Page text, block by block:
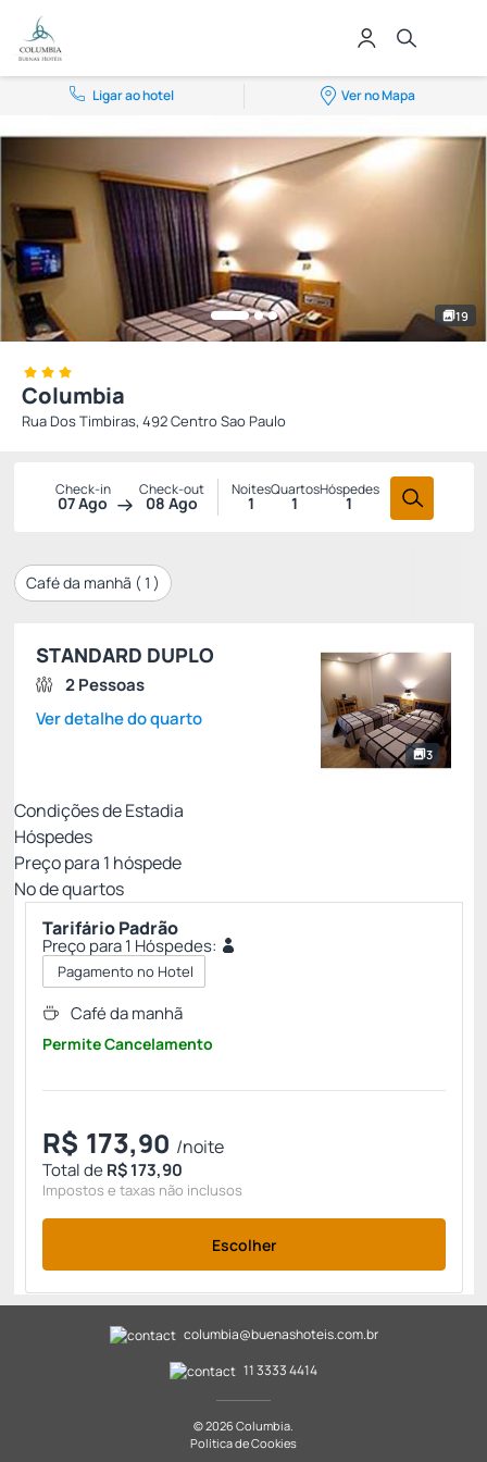
Ligar ao hotel Ver no Mapa
19
Columbia
Rua Dos Timbiras, 492 Centro Sao Paulo
Check-in
07 Ago
Check-out
08 Ago
Noites
1
Quartos
1
Hóspedes
1
Café da manhã ( 1 )
3
STANDARD DUPLO
2 Pessoas
Ver detalhe do quarto
Condições de Estadia
Hóspedes
Preço para 1 hóspede
Nº de quartos
Tarifário Padrão
Preço para 1 Hóspedes:
Pagamento no Hotel
Café da manhã
Permite Cancelamento
R$ 173,90 /noite
Total deR$ 173,90
Impostos e taxas não inclusos
Escolher
columbia@buenashoteis.com.br
11 3333 4414
© 2026 Columbia.
Política de Cookies